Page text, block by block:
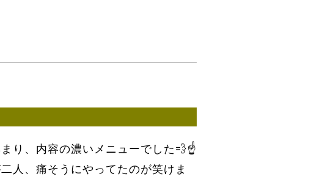
り、内容の濃いメニューでした💨☝
人、痛そうにやってたのが笑けま